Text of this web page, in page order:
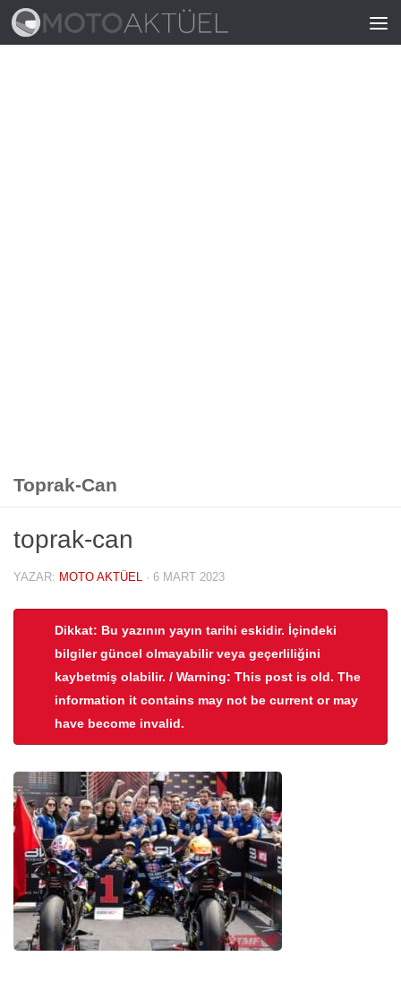
Skip to content
Toprak-Can
toprak-can
YAZAR: MOTO AKTÜEL · 6 MART 2023
Dikkat: Bu yazının yayın tarihi eskidir. İçindeki
bilgiler güncel olmayabilir veya geçerliliğini
kaybetmiş olabilir. / Warning: This post is old. The
information it contains may not be current or may
have become invalid.